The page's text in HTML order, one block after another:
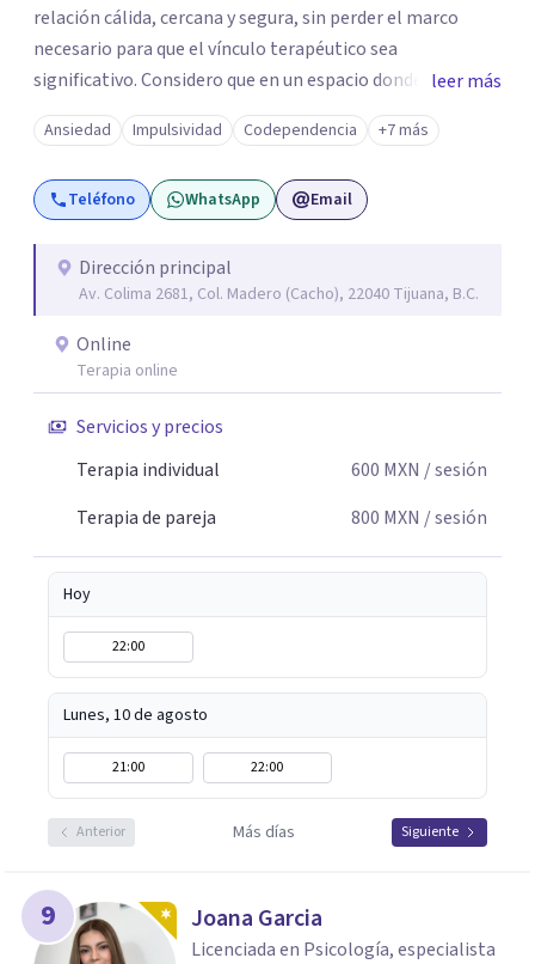
relación cálida, cercana y segura, sin perder el marco
necesario para que el vínculo terapéutico sea
significativo. Considero que en un espacio donde uno
puede sentirse acompañado y escuchado, es posible
mirar con honestidad cómo nos vinculamos afuera, qué se
repite, qué duele, y qué puede transformarse. En mi
consultorio hay lugar para todo: risas, tristezas, enojos y
escuchada. Si pudiste conectar con algo de esto,
mándame un mensaje y comencemos juntos a trabajar en
leer más
Ansiedad Impulsividad Codependencia +7 más
Teléfono WhatsApp Email
Dirección principal
Av. Colima 2681, Col. Madero (Cacho), 22040 Tijuana, B.C.
Online
Terapia online
Servicios y precios
Terapia individual
600 MXN / sesión
Terapia de pareja
800 MXN / sesión
Hoy
22:00
Lunes, 10 de agosto
21:00 22:00
Anterior Más días Siguiente
9 Joana Garcia
Licenciada en Psicología, especialista